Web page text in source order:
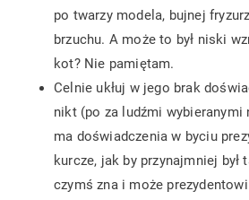
po twarzy modela, bujnej
brzuchu. A może to był niski
kot? Nie pamiętam.
Celnie ukłuj w jego brak
nikt (po za ludźmi wybieranymi
ma doświadczenia w byciu
kurcze, jak by przynajmniej
czymś zna i może